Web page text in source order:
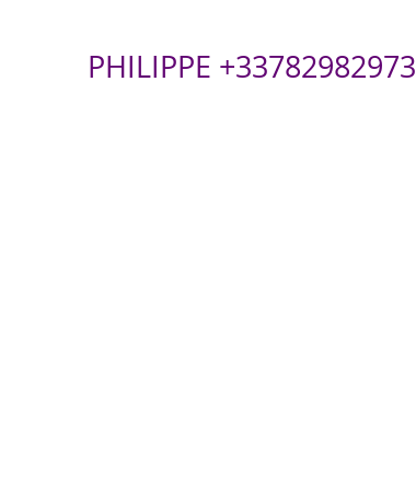
PHILIPPE +33782982973